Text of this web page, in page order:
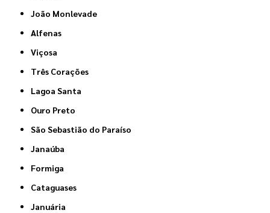
João Monlevade
Alfenas
Viçosa
Três Corações
Lagoa Santa
Ouro Preto
São Sebastião do Paraíso
Janaúba
Formiga
Cataguases
Januária